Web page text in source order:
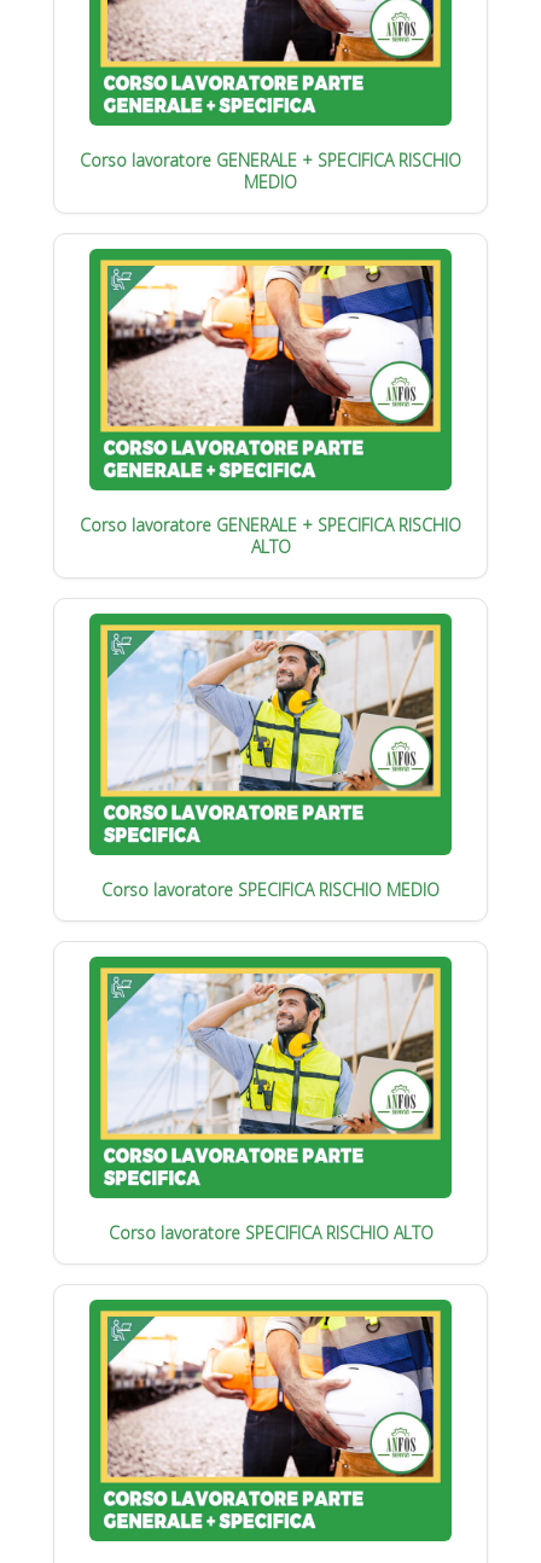
Corso lavoratore GENERALE + SPECIFICA RISCHIO
MEDIO
Corso lavoratore GENERALE + SPECIFICA RISCHIO
ALTO
Corso lavoratore SPECIFICA RISCHIO MEDIO
Corso lavoratore SPECIFICA RISCHIO ALTO